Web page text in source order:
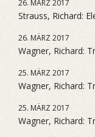
26. MÄRZ 2017
Strauss, Richard:
26. MÄRZ 2017
Wagner, Richard:
25. MÄRZ 2017
Wagner, Richard:
25. MÄRZ 2017
Wagner, Richard: